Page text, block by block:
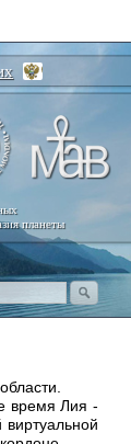
планеты
время Лия -